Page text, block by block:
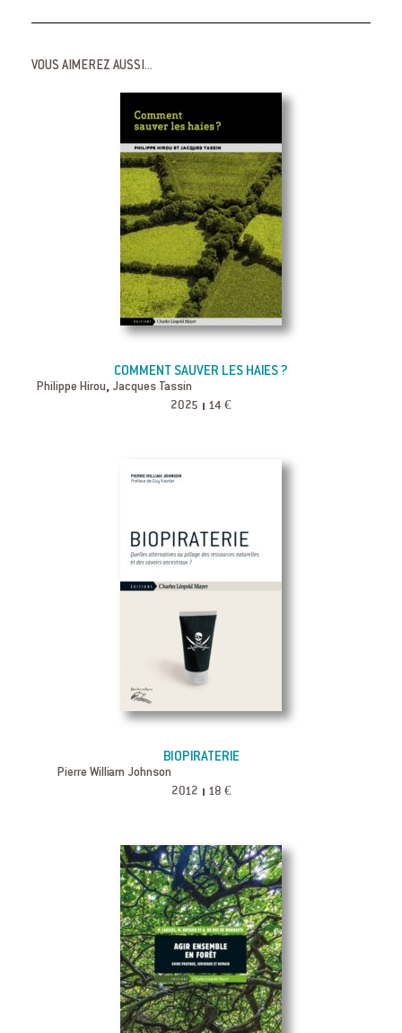
VOUS AIMEREZ AUSSI...
COMMENT SAUVER LES HAIES ?
Philippe Hirou, Jacques Tassin
2025 14 €
BIOPIRATERIE
Pierre William Johnson
2012 18 €